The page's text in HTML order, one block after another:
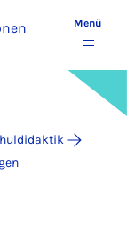
Menü